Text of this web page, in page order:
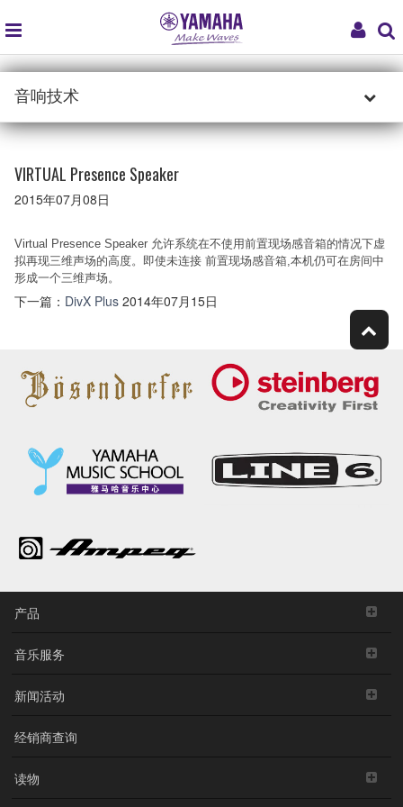
My
global
navigation
音响技术
VIRTUAL Presence Speaker
2015年07月08日
Virtual Presence Speaker 允许系统在不使用前置现场感音箱的情况下虚
拟再现三维声场的高度。即使未连接 前置现场感音箱,本机仍可在房间中
形成一个三维声场。
下一篇： DivX Plus 2014年07月15日
产品
音乐服务
新闻活动
经销商查询
读物